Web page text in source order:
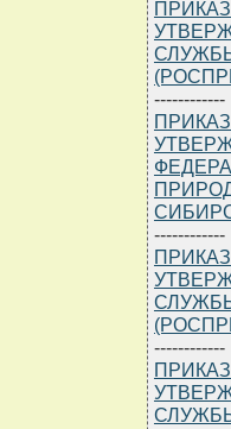
------------
------------
------------